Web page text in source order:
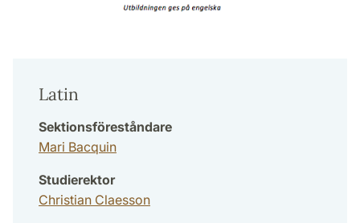
Latin
Sektionsföreståndare
Mari Bacquin
Studierektor
Christian Claesson